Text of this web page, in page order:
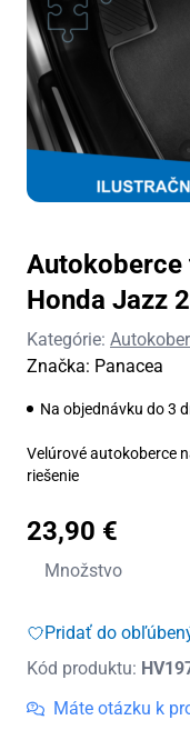
Autokoberce
Honda Jazz
Kategórie:
Značka: Panacea
Na objednávku do 3
Velúrové autokoberce
riešenie
23,90 €
Množstvo
množstvo
textilné
Honda
Jazz
Pridať do
Kód produktu:
Máte otázku k